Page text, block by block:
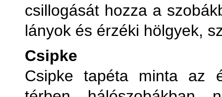
csillogását hozza a
lányok és érzéki hölgyek,
Csipke
Csipke tapéta minta az